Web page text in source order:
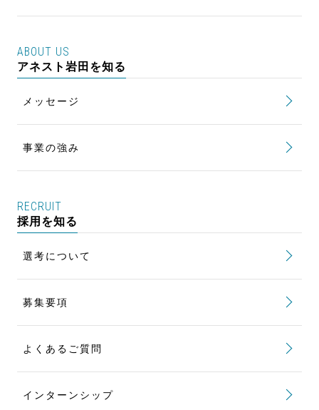
行動計画
風土改革 NEXT STAGE
研修制度
ABOUT US
アネスト岩田を知る
メッセージ
事業の強み
RECRUIT
採用を知る
選考について
募集要項
よくあるご質問
インターンシップ